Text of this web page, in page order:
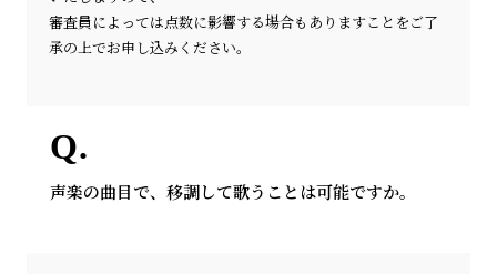
審査員によっては点数に影響する場合もありますことをご了
承の上でお申し込みください。
声楽の曲目で、移調して歌うことは可能ですか。